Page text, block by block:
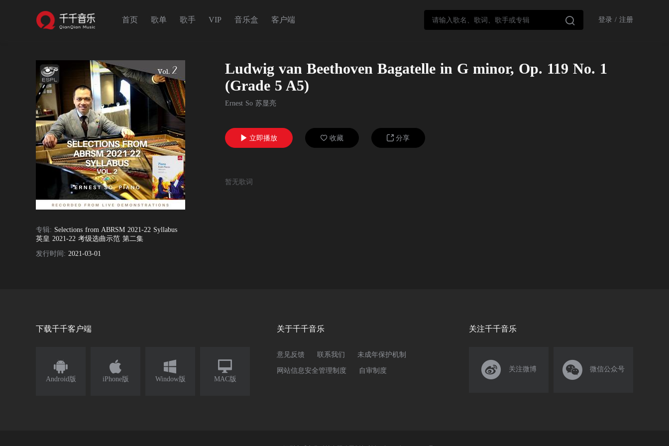
首页 歌单 歌手 VIP 音乐盒 客户端  登录 / 注册
专辑: Selections from ABRSM 2021-22 Syllabus
英皇 2021-22 考级选曲示范 第二集
发行时间: 2021-03-01
Ludwig van Beethoven Bagatelle in G minor, Op. 119 No. 1
(Grade 5 A5)
Ernest So 苏显亮
 立即播放  收藏  分享
暂无歌词
下载千千客户端

Android版

iPhone版

Window版

MAC版
关于千千音乐
意见反馈 联系我们 未成年保护机制
网站信息安全管理制度 自审制度
关注千千音乐
 关注微博  微信公众号